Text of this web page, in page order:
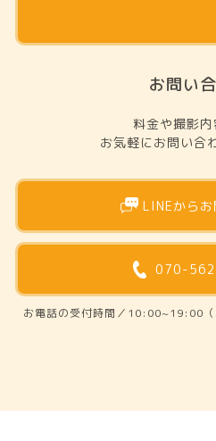
お問い
料金や撮影内
お気軽にお問い合
LINEから
070-
お電話の受付時間／10:00~19:00（